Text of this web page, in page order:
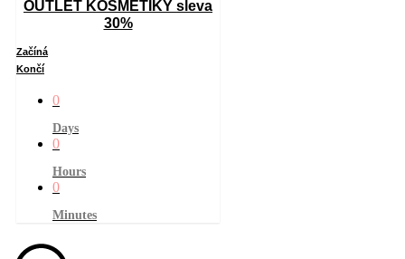
OUTLET KOSMETIKY sleva
30%
Začíná
Končí
0
Days
0
Hours
0
Minutes